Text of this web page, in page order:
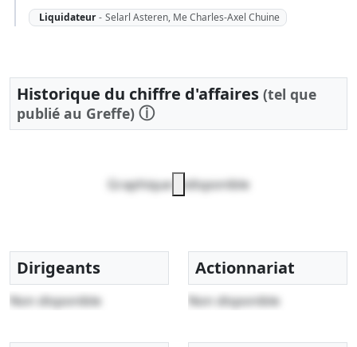
Liquidateur - Selarl Asteren, Me Charles-Axel Chuine
Historique du chiffre d'affaires (tel que
publié au Greffe) ⓘ
Graphique indisponible
Dirigeants
Non disponible
Actionnariat
Non disponible